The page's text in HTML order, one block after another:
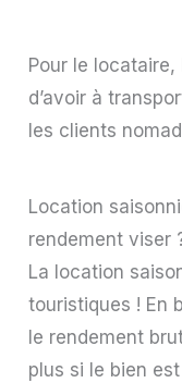
Pour le locataire,
d’avoir à
les clients
Location
rendement viser
La location
touristiques ! En
le rendement
plus si le bien